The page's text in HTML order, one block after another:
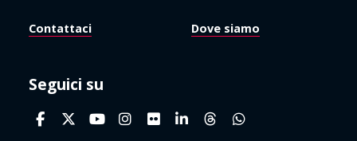
Contattaci Dove siamo
Seguici su